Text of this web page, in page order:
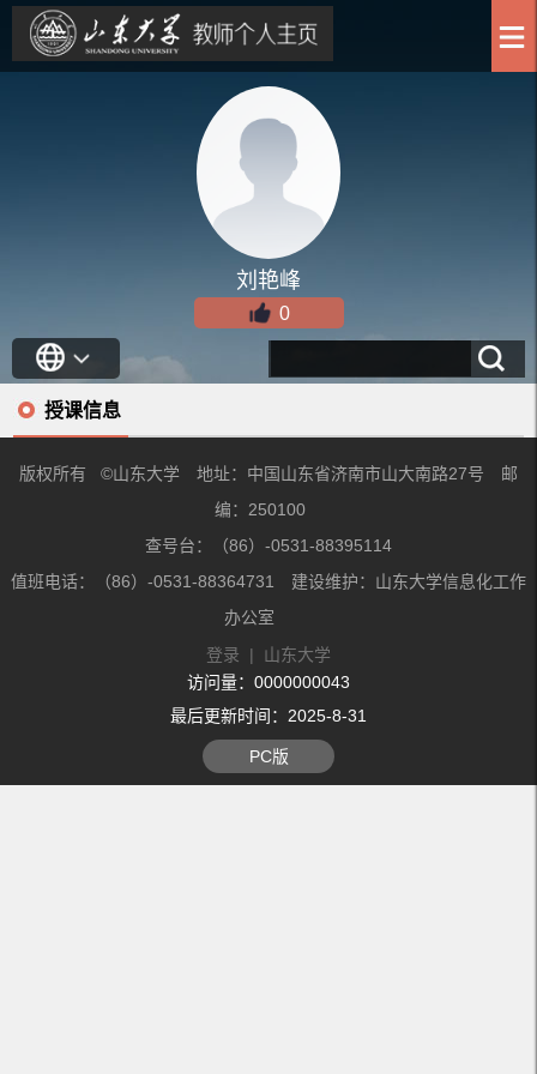
刘艳峰
0
授课信息
版权所有 ©山东大学 地址：中国山东省济南市山大南路27号 邮
编：250100
查号台：（86）-0531-88395114
值班电话：（86）-0531-88364731 建设维护：山东大学信息化工作
办公室
登录 | 山东大学
访问量： 0000000043
最后更新时间： 2025-8-31
PC版